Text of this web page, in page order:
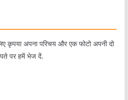
कृपया अपना परिचय और एक फोटो अपनी दो
पर हमें भेज दें.